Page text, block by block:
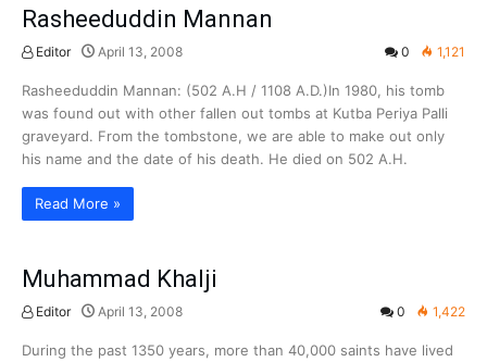
Rasheeduddin Mannan
Editor April 13, 2008 0 1,121
Rasheeduddin Mannan: (502 A.H / 1108 A.D.)In 1980, his tomb
was found out with other fallen out tombs at Kutba Periya Palli
graveyard. From the tombstone, we are able to make out only
his name and the date of his death. He died on 502 A.H.
Read More »
Muhammad Khalji
Editor April 13, 2008 0 1,422
During the past 1350 years, more than 40,000 saints have lived